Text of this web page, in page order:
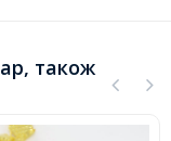
також